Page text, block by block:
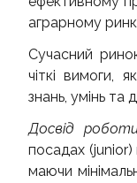
аграрному
Сучасний
чіткі вимоги,
знань, умінь та
Досвід
посадах
маючи